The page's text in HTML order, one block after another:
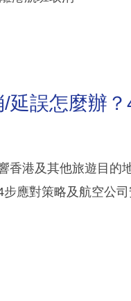
延誤怎麼辦
香港及其他旅遊目
應對策略及航空公